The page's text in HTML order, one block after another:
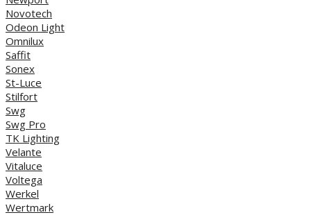
Novotech
Odeon Light
Omnilux
Saffit
Sonex
St-Luce
Stilfort
Swg
Swg Pro
TK Lighting
Velante
Vitaluce
Voltega
Werkel
Wertmark